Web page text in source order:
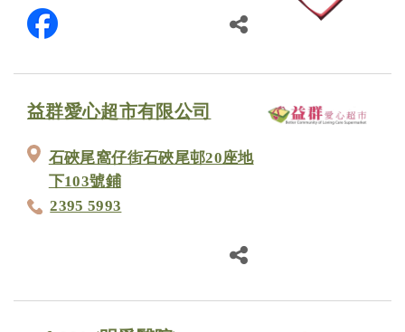
益群愛心超市有限公司
石硤尾窩仔街石硤尾邨20座地
下103號鋪
2395 5993